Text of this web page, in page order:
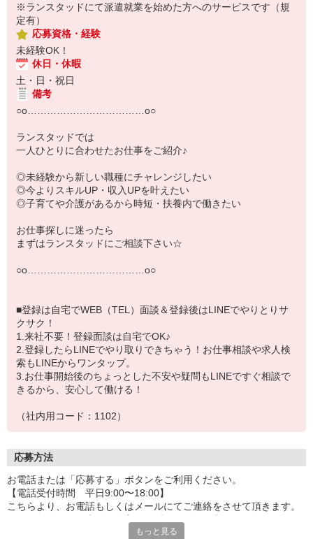
※ランスタッドにて派遣就業を始めた方へのサービスです（規
定有）
応募資格・経験
未経験OK！
休日・休暇
土・日・祝日
備考
○ο………………………………ο○
ランスタッドでは
一人ひとりに合わせたお仕事をご紹介♪
◎未経験から新しい職種にチャレンジしたい
◎今よりスキルUP・収入UPを叶えたい
◎子育てや介護があるから時短・扶養内で働きたい
お仕事探しに迷ったら
まずはランスタッドにご相談下さい☆
○ο………………………………ο○
■登録は自宅でWEB（TEL）面談＆登録後はLINEでやりとりサ
クサク！
1.来社不要！登録面談は自宅でOK♪
2.登録したらLINEでやり取りできちゃう！お仕事相談や求人検
索もLINEからワンタップ。
3.お仕事開始後のちょっとした不安や疑問もLINEですぐ相談で
きるから、安心して働ける！
（社内用コード：1102）
応募方法
お電話または「応募する」ボタンをご利用ください。
【電話受付時間 平日9:00〜18:00】
こちらより、お電話もしくはメールにてご連絡をさせて頂きます。
もっと見る